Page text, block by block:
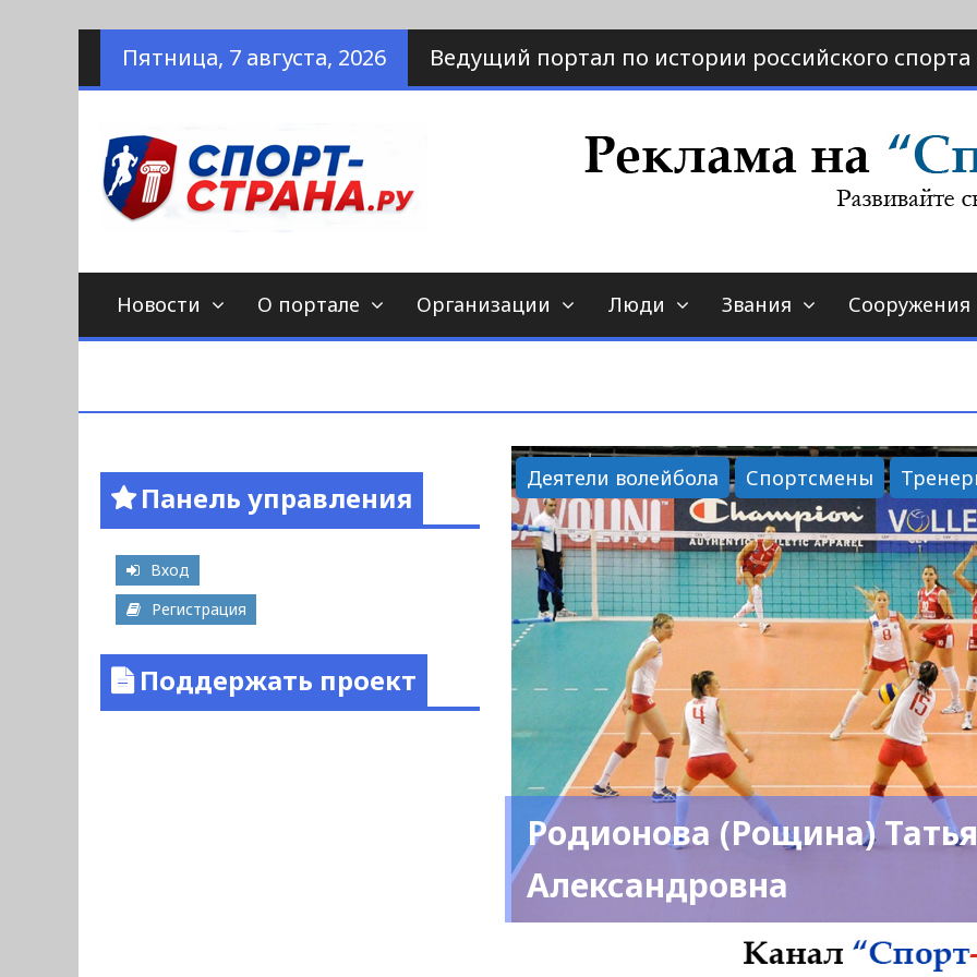
НаверхПятница, 7 августа, 2026 Ведущий портал по истории российского спорта
Спорт-страна.ру
портал по истории спорта
Новости О портале Организации Люди Звания Сооружения
Деятели волейбола Спортсмены
Родионова (Рощина)
Александровна
Панель управления
Вход
Регистрация
Поддержать проект